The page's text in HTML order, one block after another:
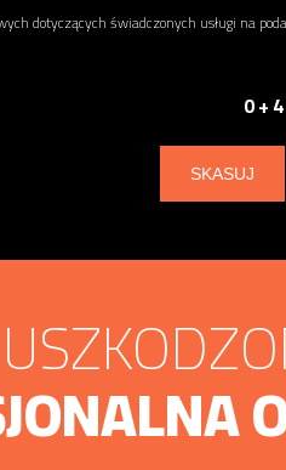
dotyczących świadczonych usługi na
0 + 4